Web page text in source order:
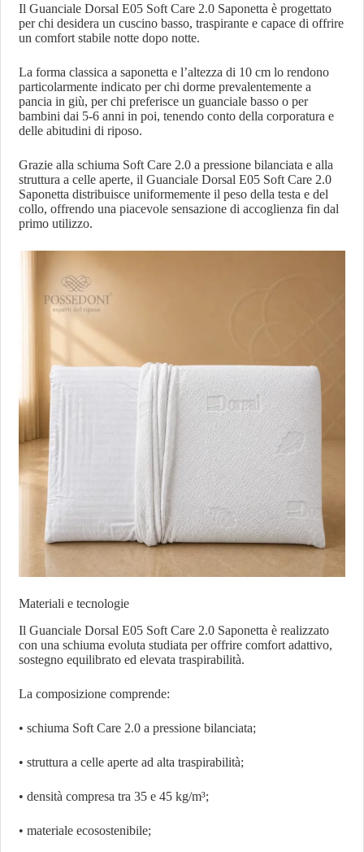
Il Guanciale Dorsal E05 Soft Care 2.0 Saponetta è progettato
per chi desidera un cuscino basso, traspirante e capace di offrire
un comfort stabile notte dopo notte.
La forma classica a saponetta e l’altezza di 10 cm lo rendono
particolarmente indicato per chi dorme prevalentemente a
pancia in giù, per chi preferisce un guanciale basso o per
bambini dai 5-6 anni in poi, tenendo conto della corporatura e
delle abitudini di riposo.
Grazie alla schiuma Soft Care 2.0 a pressione bilanciata e alla
struttura a celle aperte, il Guanciale Dorsal E05 Soft Care 2.0
Saponetta distribuisce uniformemente il peso della testa e del
collo, offrendo una piacevole sensazione di accoglienza fin dal
primo utilizzo.
Materiali e tecnologie
Il Guanciale Dorsal E05 Soft Care 2.0 Saponetta è realizzato
con una schiuma evoluta studiata per offrire comfort adattivo,
sostegno equilibrato ed elevata traspirabilità.
La composizione comprende:
• schiuma Soft Care 2.0 a pressione bilanciata;
• struttura a celle aperte ad alta traspirabilità;
• densità compresa tra 35 e 45 kg/m³;
• materiale ecosostenibile;